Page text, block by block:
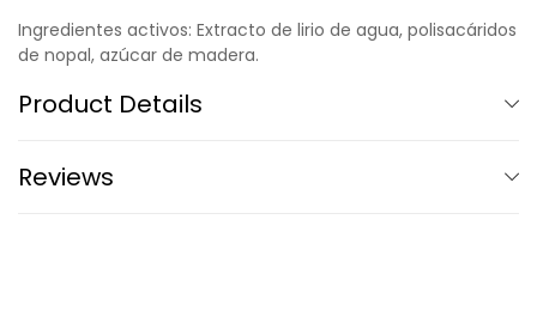
Ingredientes activos: Extracto de lirio de agua, polisacáridos
de nopal, azúcar de madera.
Product Details
Reviews